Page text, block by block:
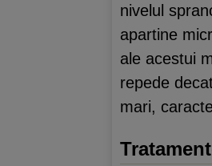
nivelul
apartine
ale acestui
repede
mari,